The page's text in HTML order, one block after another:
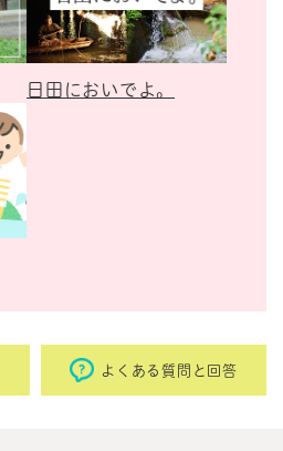
日田においでよ。
よくある質問と回答